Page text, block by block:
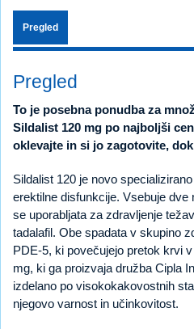
Pregled
Pregled
To je posebna ponudba za
Sildalist 120 mg po najboljši
oklevajte in si jo zagotovite,
Sildalist 120 je novo
erektilne disfunkcije. Vsebuje
se uporabljata za zdravljenje
tadalafil. Obe spadata v skupino
PDE-5, ki povečujejo pretok krvi
mg, ki ga proizvaja družba Cipla
izdelano po visokokakovostnih
njegovo varnost in učinkovitost.